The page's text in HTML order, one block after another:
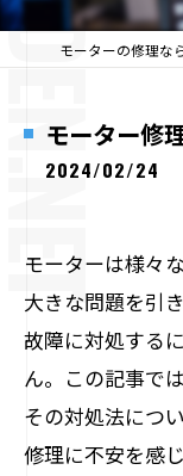
モーター修
2024/02/24
モーターは様々
大きな問題を引
故障に対処する
ん。この記事で
その対処法につ
修理に不安を感